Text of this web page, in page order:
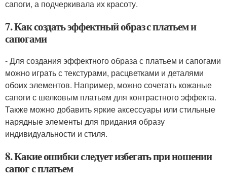
сапоги, а подчеркивала их красоту.
7. Как создать эффектный образ с платьем и
сапогами
- Для создания эффектного образа с платьем и сапогами
можно играть с текстурами, расцветками и деталями
обоих элементов. Например, можно сочетать кожаные
сапоги с шелковым платьем для контрастного эффекта.
Также можно добавить яркие аксессуары или стильные
нарядные элементы для придания образу
индивидуальности и стиля.
8. Какие ошибки следует избегать при ношении
сапог с платьем